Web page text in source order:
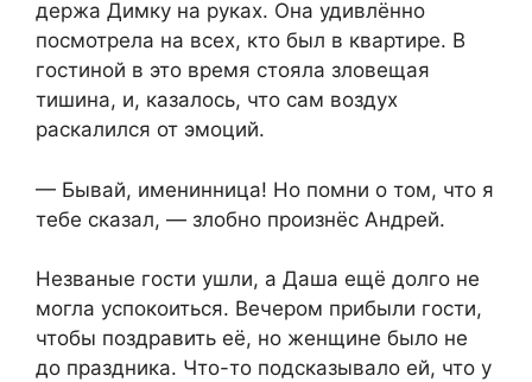
держа Димку на руках. Она удивлённо
посмотрела на всех, кто был в квартире. В
гостиной в это время стояла зловещая
тишина, и, казалось, что сам воздух
раскалился от эмоций.
— Бывай, именинница! Но помни о том, что я
тебе сказал, — злобно произнёс Андрей.
Незваные гости ушли, а Даша ещё долго не
могла успокоиться. Вечером прибыли гости,
чтобы поздравить её, но женщине было не
до праздника. Что-то подсказывало ей, что у